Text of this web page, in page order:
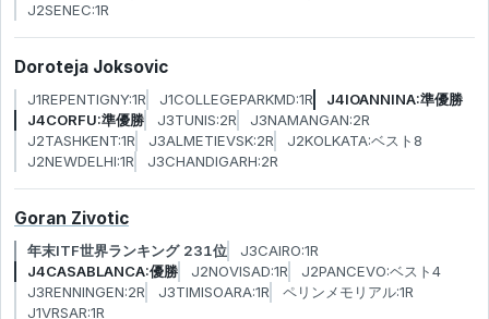
J2SENEC:1R
Doroteja Joksovic
J1REPENTIGNY:1R J1COLLEGEPARKMD:1R
J4IOANNINA:準優勝
J4CORFU:準優勝
J3TUNIS:2R
J3NAMANGAN:2R
J2TASHKENT:1R
J3ALMETIEVSK:2R
J2KOLKATA:ベスト8
J2NEWDELHI:1R
J3CHANDIGARH:2R
Goran Zivotic
年末ITF世界ランキング 231位
J3CAIRO:1R
J4CASABLANCA:優勝
J2NOVISAD:1R
J2PANCEVO:ベスト4
J3RENNINGEN:2R
J3TIMISOARA:1R
ペリンメモリアル:1R
J1VRSAR:1R